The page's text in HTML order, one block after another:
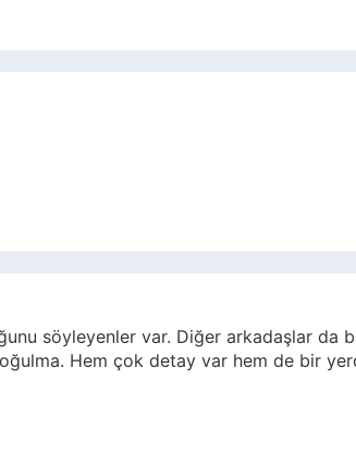
söyleyenler var. Diğer arkadaşlar da
Hem çok detay var hem de bir